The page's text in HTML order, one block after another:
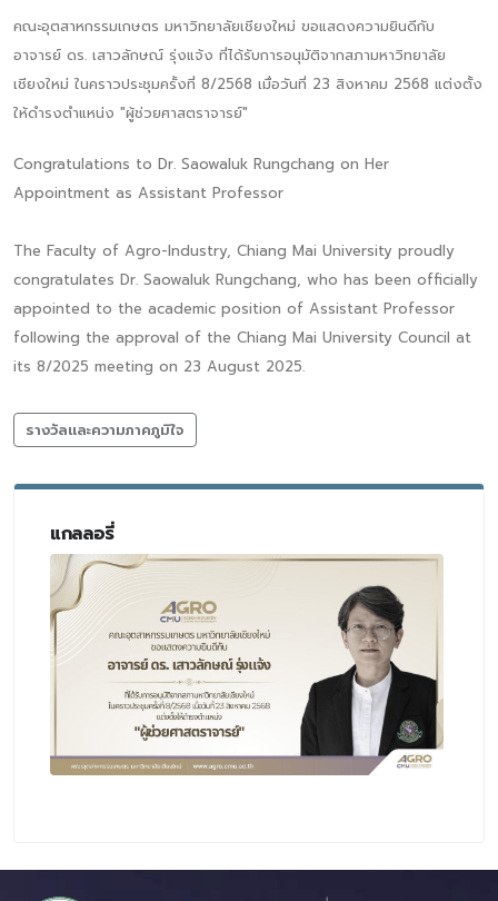
คณะอุตสาหกรรมเกษตร มหาวิทยาลัยเชียงใหม่ ขอแสดงความยินดีกับ
อาจารย์ ดร. เสาวลักษณ์ รุ่งแจ้ง ที่ได้รับการอนุมัติจากสภามหาวิทยาลัย
เชียงใหม่ ในคราวประชุมครั้งที่ 8/2568 เมื่อวันที่ 23 สิงหาคม 2568 แต่งตั้ง
ให้ดำรงตำแหน่ง "ผู้ช่วยศาสตราจารย์"
Congratulations to Dr. Saowaluk Rungchang on Her
Appointment as Assistant Professor
The Faculty of Agro-Industry, Chiang Mai University proudly
congratulates Dr. Saowaluk Rungchang, who has been officially
appointed to the academic position of Assistant Professor
following the approval of the Chiang Mai University Council at
its 8/2025 meeting on 23 August 2025.
รางวัลและความภาคภูมิใจ
แกลลอรี่